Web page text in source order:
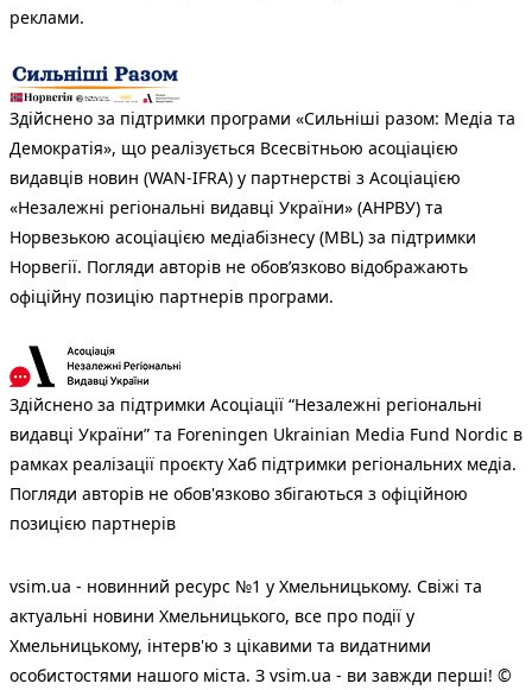
реклами.
Здійснено за підтримки програми «Сильніші разом: Медіа та
Демократія», що реалізується Всесвітньою асоціацією
видавців новин (WAN-IFRA) у партнерстві з Асоціацією
«Незалежні регіональні видавці України» (АНРВУ) та
Норвезькою асоціацією медіабізнесу (MBL) за підтримки
Норвегії. Погляди авторів не обов’язково відображають
офіційну позицію партнерів програми.
Здійснено за підтримки Асоціації “Незалежні регіональні
видавці України” та Foreningen Ukrainian Media Fund Nordic в
рамках реалізації проєкту Хаб підтримки регіональних медіа.
Погляди авторів не обов'язково збігаються з офіційною
позицією партнерів
vsim.ua - новинний ресурс №1 у Хмельницькому. Свіжі та
актуальні новини Хмельницького, все про події у
Хмельницькому, інтерв'ю з цікавими та видатними
особистостями нашого міста. З vsim.ua - ви завжди перші! ©